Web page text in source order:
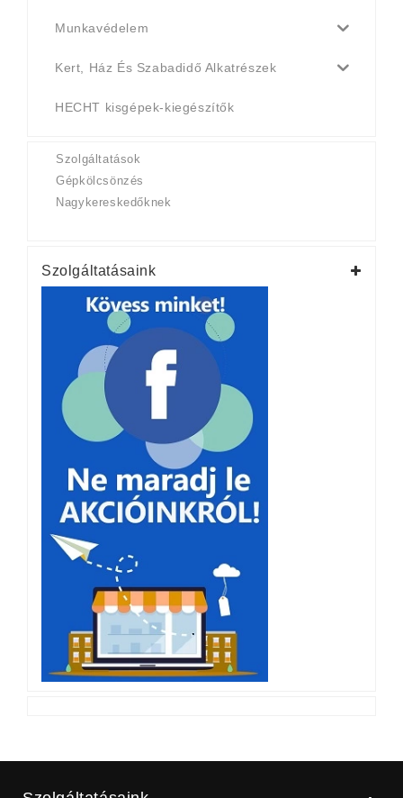
Munkavédelem
Kert, Ház És Szabadidő Alkatrészek
HECHT kisgépek-kiegészítők
Szolgáltatások
Gépkölcsönzés
Nagykereskedőknek
Szolgáltatásaink